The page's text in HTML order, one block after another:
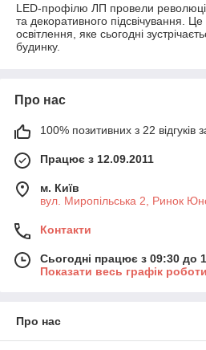
LED-профілю ЛП провели
та декоративного підсвічування.
освітлення, яке сьогодні
будинку.
Про нас
100% позитивних з 22 відгуків
Працює з 12.09.2011
м. Київ
вул. Миропільська 2, Ринок
Контакти
Сьогодні працює з 09:30 до
Показати весь графік роботи
Про нас